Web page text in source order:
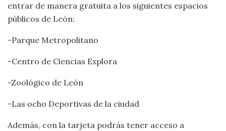
entrar de manera gratuita a los siguientes espacios
públicos de León:
-Parque Metropolitano
-Centro de Ciencias Explora
-Zoológico de León
-Las ocho Deportivas de la ciudad
Además, con la tarjeta podrás tener acceso a